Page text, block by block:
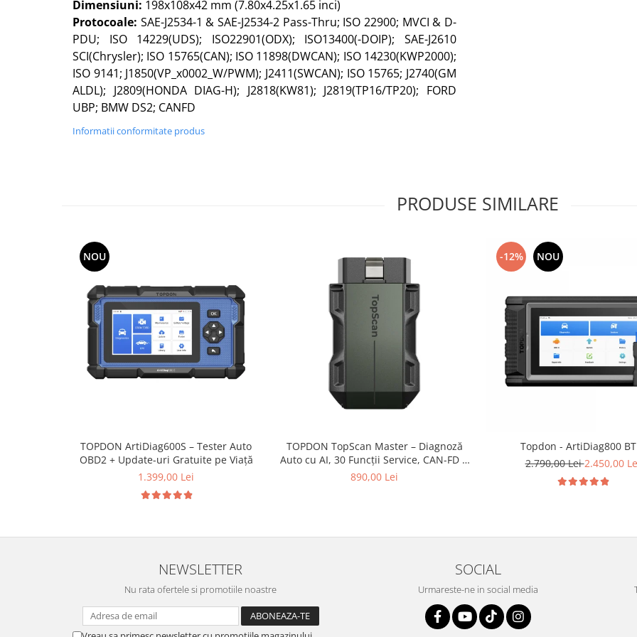
Dimensiuni: 198x108x42 mm (7.80x4.25x1.65 inci)
Protocoale: SAE-J2534-1 & SAE-J2534-2 Pass-Thru; ISO 22900; MVCI & D-
PDU; ISO 14229(UDS); ISO22901(ODX); ISO13400(-DOIP); SAE-J2610
SCI(Chrysler); ISO 15765(CAN); ISO 11898(DWCAN); ISO 14230(KWP2000);
ISO 9141; J1850(VP_x0002_W/PWM); J2411(SWCAN); ISO 15765; J2740(GM
ALDL); J2809(HONDA DIAG-H); J2818(KW81); J2819(TP16/TP20); FORD
UBP; BMW DS2; CANFD
Informatii conformitate produs
PRODUSE SIMILARE
NOU
TOPDON ArtiDiag600S – Tester Auto
OBD2 + Update-uri Gratuite pe Viață
1.399,00 Lei
TOPDON TopScan Master – Diagnoză
Auto cu AI, 30 Funcții Service, CAN-FD &
DoIP
890,00 Lei
-12% NOU
Topdon - ArtiDiag800
2.790,00 Lei2.450,00
NEWSLETTER
Nu rata ofertele si promotiile noastre
SOCIAL
Urmareste-ne in social media